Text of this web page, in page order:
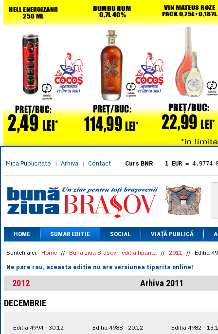
Mica Publicitate | Arhiva | Contact Curs BNR 1 EUR = 4.9774
= 5.8304
1 XAU= 464.4611
1 AED= 1.1933
1 AUD= 2.7957
1 BGN= 2.5449
1 CAD= 3.1559
1 CHF= 5.2813
1 CNY
= 0.6015
1 DKK= 0.6668
1 EGP= 0.0860
1 HUF= 1.2223
1 MXN= 0.2227
HOME SUMAR EDITIE SOCIAL VIAȚĂ PUBLICĂ
Sunteti aici: Home // Buna ziua Brasov - editia tiparita // 2011 // Editia
Ne pare rau, aceasta editie nu are versiunea tiparita online!
2012
Arhiva 2011
DECEMBRIE
Editia 4994 - 30.12
Editia 4988 - 20.12
Editia 4982 -